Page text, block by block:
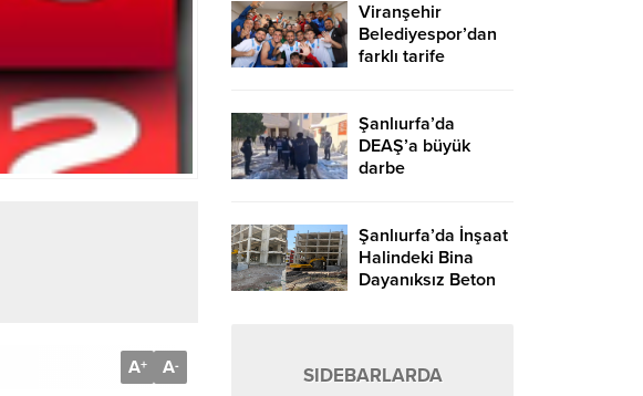
A+ A-
Viranşehir
Belediyespor’dan
farklı tarife
Şanlıurfa’da
DEAŞ’a büyük
darbe
Şanlıurfa’da İnşaat
Halindeki Bina
Dayanıksız Beton
SIDEBARLARDA